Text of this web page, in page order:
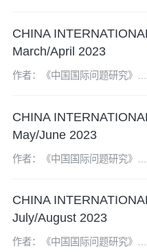
CHINA
March/April 2023
作者：《中国国际问题研究》编
CHINA
May/June 2023
作者：《中国国际问题研究》编
CHINA
July/August 2023
作者：《中国国际问题研究》编